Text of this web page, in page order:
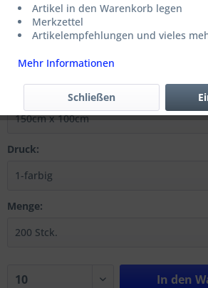
600,00 € *
Lieferzeit 10 Werktage
Druck:
Menge:
In den
Artikel in den Warenkorb legen
Merkzettel
Artikelempfehlungen und vieles
Mehr Informationen
Schließen